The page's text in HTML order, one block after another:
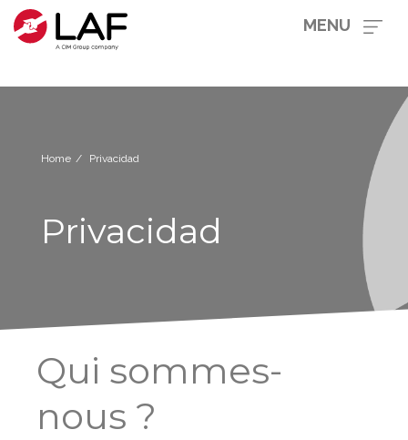
MENU
Home Privacidad
Privacidad
Qui sommes-
nous ?